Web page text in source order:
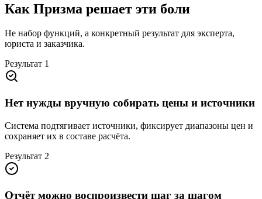
Как Призма решает эти боли
Не набор функций, а конкретный результат для эксперта,
юриста и заказчика.
Результат 1
Нет нужды вручную собирать цены и источники
Система подтягивает источники, фиксирует диапазоны цен и
сохраняет их в составе расчёта.
Результат 2
Отчёт можно воспроизвести шаг за шагом